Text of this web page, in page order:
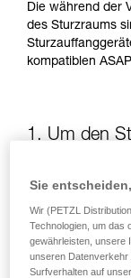
Die während der
des Sturzraums
kompatiblen
1. Um den
Die Position des
die anwendende
die Aufreißlänge
vergrößern den
Sie
Wir (PETZL
Technologien, um das
gewährleisten, unsere
unseren Datenverkehr
Surfverhalten auf